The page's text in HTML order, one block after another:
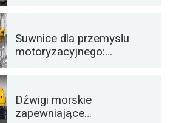
zapewniające
efektywną obsługę
Suwnice dla przemysłu
motoryzacyjnego:
Dźwigi morskie
zapewniające